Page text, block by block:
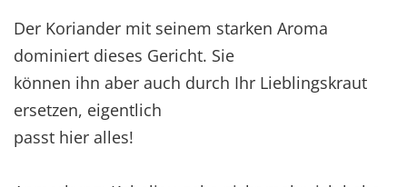
Der Koriander mit seinem starken Aroma
dominiert dieses Gericht. Sie
können ihn aber auch durch Ihr Lieblingskraut
ersetzen, eigentlich
passt hier alles!